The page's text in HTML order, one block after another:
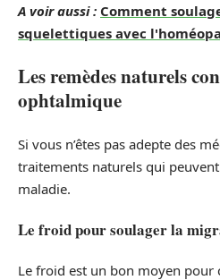
A voir aussi : Comment
squelettiques avec
Les remèdes naturels
ophtalmique
Si vous n’êtes pas adepte des
traitements naturels qui
maladie.
Le froid pour soulager la
Le froid est un bon moyen